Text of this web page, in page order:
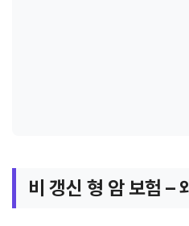
비 갱신 형 암 보험 –